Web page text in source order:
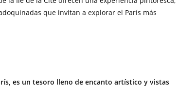
que invitan a explorar el París más
es un tesoro lleno de encanto artístico y vistas